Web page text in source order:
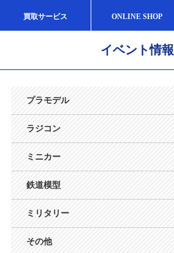
買取サービス ONLINE SHOP
イベント情報
プラモデル
ラジコン
ミニカー
鉄道模型
ミリタリー
その他